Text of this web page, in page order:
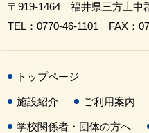
〒919-1464 福井県三方上中
TEL：0770-46-1101 FAX：
トップページ
施設紹介 ご利用案内
学校関係者・団体の方へ